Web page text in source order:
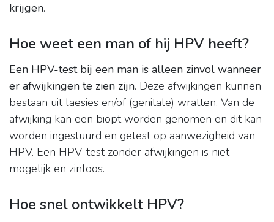
krijgen.
Hoe weet een man of hij HPV heeft?
Een HPV-test bij een man is alleen zinvol wanneer
er afwijkingen te zien zijn. Deze afwijkingen kunnen
bestaan uit laesies en/of (genitale) wratten. Van de
afwijking kan een biopt worden genomen en dit kan
worden ingestuurd en getest op aanwezigheid van
HPV. Een HPV-test zonder afwijkingen is niet
mogelijk en zinloos.
Hoe snel ontwikkelt HPV?